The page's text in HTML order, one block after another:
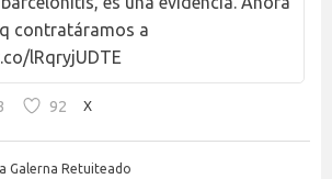
contratáramos a
lRqryjUDTE
92 X
Galerna Retuiteado